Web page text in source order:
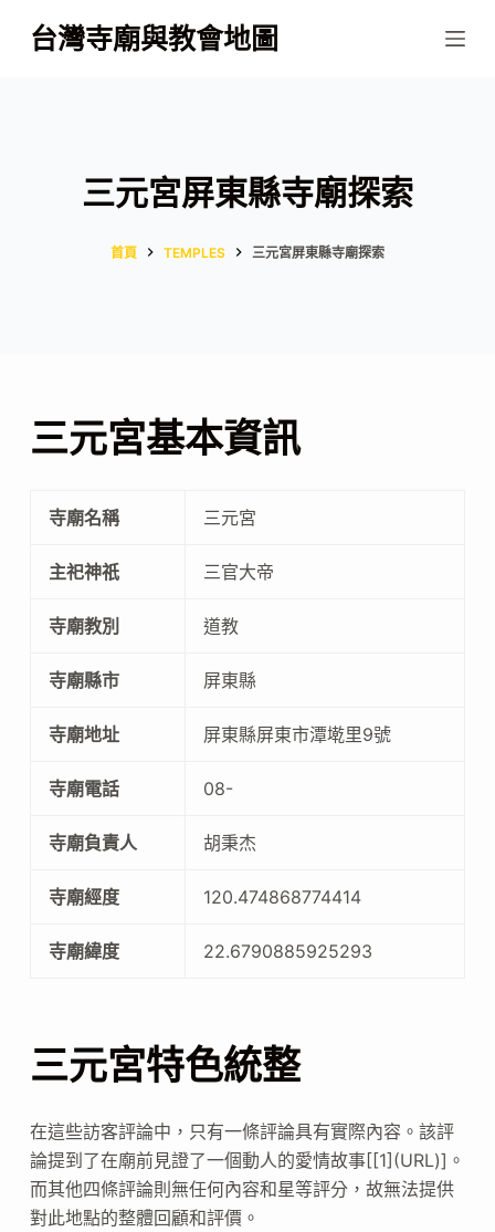
跳
至
台灣寺廟與教會地圖
三元宮屏東縣寺廟探索
首頁 TEMPLES 三元宮屏東縣寺廟探索
三元宮基本資訊
寺廟名稱 三元宮
主祀神祇 三官大帝
寺廟教別 道教
寺廟縣市 屏東縣
寺廟地址 屏東縣屏東市潭墘里9號
寺廟電話 08-
寺廟負責人 胡秉杰
寺廟經度 120.474868774414
寺廟緯度 22.6790885925293
三元宮特色統整
在這些訪客評論中，只有一條評論具有實際內容。該評
論提到了在廟前見證了一個動人的愛情故事[[1](URL)]。
而其他四條評論則無任何內容和星等評分，故無法提供
對此地點的整體回顧和評價。